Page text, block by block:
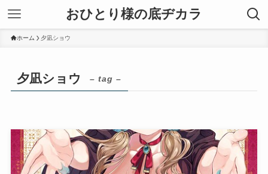
おひとり様の底ヂカラ
ホーム 夕凪ショウ
夕凪ショウ – tag –